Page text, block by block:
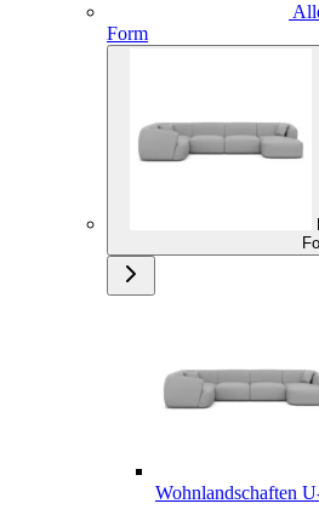
Form
Wohnlandschaften